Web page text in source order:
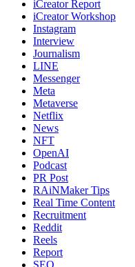
iCreator Report
iCreator Workshop
Instagram
Interview
Journalism
LINE
Messenger
Meta
Metaverse
Netflix
News
NFT
OpenAI
Podcast
PR Post
RAiNMaker Tips
Real Time Content
Recruitment
Reddit
Reels
Report
SEO